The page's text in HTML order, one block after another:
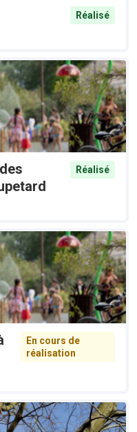
Réalisé
Réalisé
En cours de
réalisation